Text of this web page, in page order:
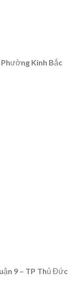
Kinh Bắc
9 – TP Thủ Đức